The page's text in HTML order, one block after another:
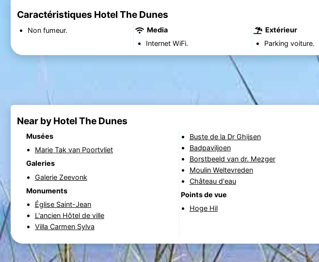
Caractéristiques Hotel The Dunes
Non fumeur.
Media
Internet WiFi.
Extérieur
Parking voiture.
Near by Hotel The Dunes
Musées
Marie Tak van Poortvliet
Galeries
Galerie Zeevonk
Monuments
Église Saint-Jean
L'ancien Hôtel de ville
Villa Carmen Sylva
Buste de la Dr Ghijsen
Badpaviljoen
Borstbeeld van dr. Mezger
Moulin Weltevreden
Château d'eau
Points de vue
Hoge Hil